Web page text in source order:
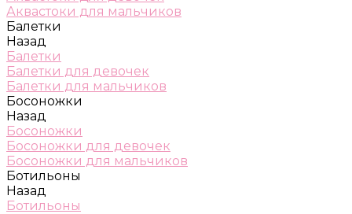
Аквастоки для мальчиков
Балетки
Назад
Балетки
Балетки для девочек
Балетки для мальчиков
Босоножки
Назад
Босоножки
Босоножки для девочек
Босоножки для мальчиков
Ботильоны
Назад
Ботильоны